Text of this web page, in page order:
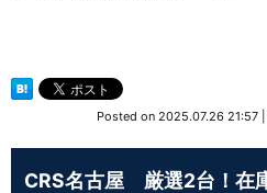
Posted on 2025.07.26 21:57
CRS名古屋 厳選2台！在